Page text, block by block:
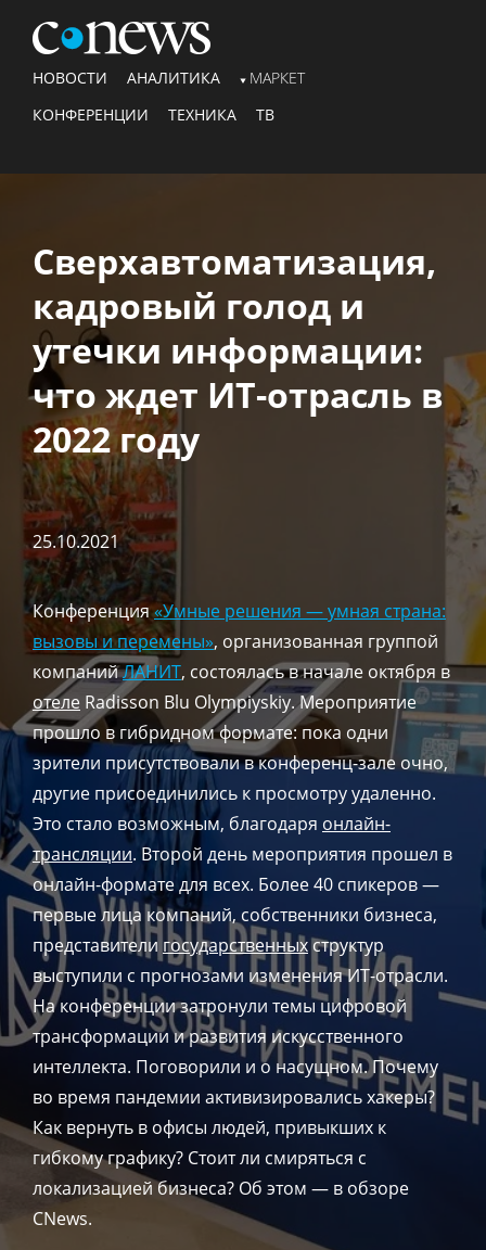
НОВОСТИ АНАЛИТИКА
МАРКЕТ
КОНФЕРЕНЦИИ
ТЕХНИКА ТВ
Сверхавтоматизация,
кадровый голод и
утечки информации:
что ждет ИТ-отрасль в
2022 году
Конференция«Умные решения — умная страна:
вызовы и перемены», организованная группой
компанийЛАНИТ, состоялась в начале октября в
отеле Radisson Blu Olympiyskiy. Мероприятие
прошло в гибридном формате: пока одни
зрители присутствовали в конференц-зале очно,
другие присоединились к просмотру удаленно.
Это стало возможным, благодаря онлайн-
трансляции. Второй день мероприятия прошел в
онлайн-формате для всех. Более 40 спикеров —
первые лица компаний, собственники бизнеса,
представители государственныхструктур
выступили с прогнозами изменения ИТ-отрасли.
На конференции затронули темы цифровой
трансформации и развития искусственного
интеллекта. Поговорили и о насущном. Почему
во время пандемии активизировались хакеры?
Как вернуть в офисы людей, привыкших к
гибкому графику? Стоит ли смиряться с
локализацией бизнеса? Об этом — в обзоре
CNews.
25.10.2021